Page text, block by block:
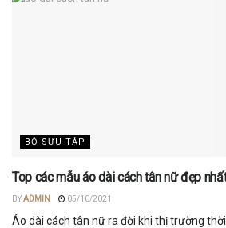
BỘ SƯU TẬP
Top các mẫu áo dài cách tân nữ đẹp
BYADMIN 05/10/2021
Áo dài cách tân nữ ra đời khi thị trường